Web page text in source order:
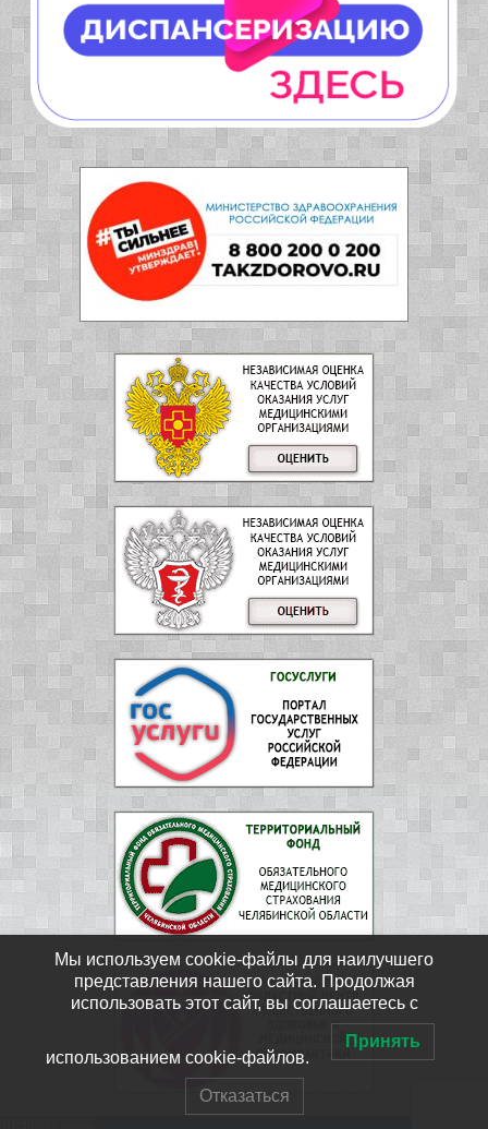
Мы используем cookie-файлы для наилучшего
представления нашего сайта. Продолжая
использовать этот сайт, вы соглашаетесь с
использованием cookie-файлов.
Принять
Отказаться